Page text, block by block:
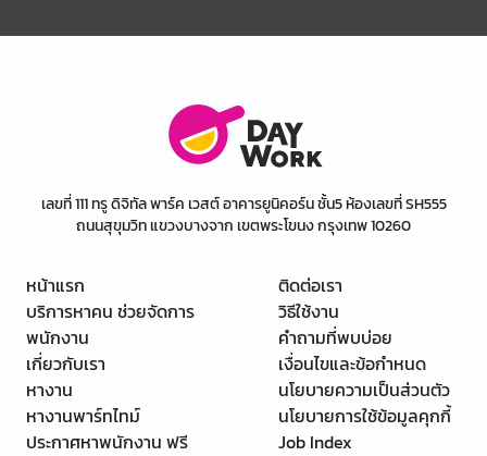
เลขที่ 111 ทรู ดิจิทัล พาร์ค เวสต์ อาคารยูนิคอร์น ชั้น5 ห้องเลขที่ SH555
ถนนสุขุมวิท แขวงบางจาก เขตพระโขนง กรุงเทพ 10260
หน้าแรก
บริการหาคน ช่วยจัดการ
พนักงาน
เกี่ยวกับเรา
หางาน
หางานพาร์ทไทม์
ประกาศหาพนักงาน ฟรี
ติดต่อเรา
วิธีใช้งาน
คำถามที่พบบ่อย
เงื่อนไขและข้อกำหนด
นโยบายความเป็นส่วนตัว
นโยบายการใช้ข้อมูลคุกกี้
Job Index